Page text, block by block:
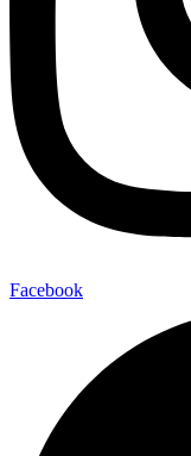
Facebook